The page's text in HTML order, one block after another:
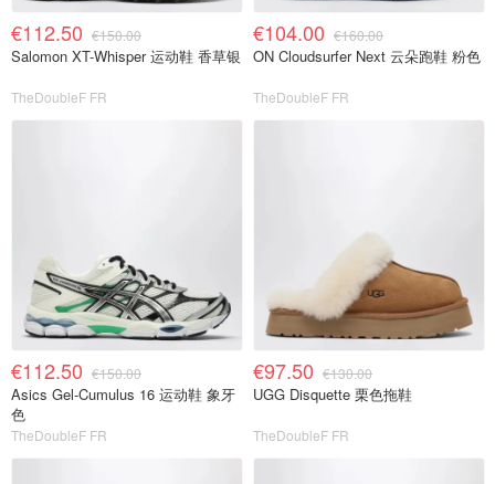
€112.50 €150.00
Salomon XT-Whisper 运动鞋 香草银
TheDoubleF FR
€104.00 €160.00
ON Cloudsurfer Next 云朵跑鞋 粉色
TheDoubleF FR
€112.50 €150.00
Asics Gel-Cumulus 16 运动鞋 象牙
色
TheDoubleF FR
€97.50 €130.00
UGG Disquette 栗色拖鞋
TheDoubleF FR